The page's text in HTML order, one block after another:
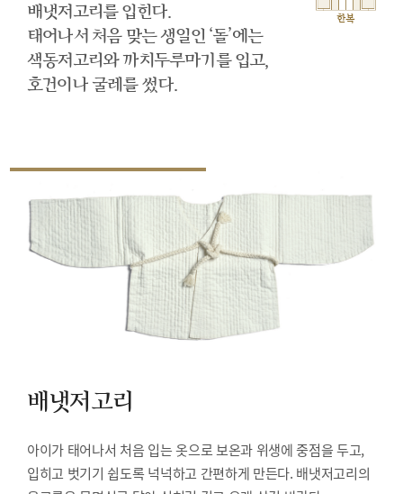
배냇저고리를 입힌다.
태어나서 처음 맞는 생일인 ‘돌’에는
색동저고리와 까치두루마기를 입고,
호건이나 굴레를 썼다.
한복
배냇저고리
아이가 태어나서 처음 입는 옷으로 보온과 위생에 중점을 두고,
입히고 벗기기 쉽도록 넉넉하고 간편하게 만든다. 배냇저고리의